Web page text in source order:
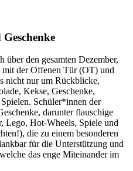
über den gesamten Dezember,
mit der Offenen Tür (OT) und
nicht nur um Rückblicke,
Kekse, Geschenke,
Schüler*innen der
darunter flauschige
Lego, Hot-Wheels, Spiele und
die zu einem besonderen
für die Unterstützung und
das enge Miteinander im